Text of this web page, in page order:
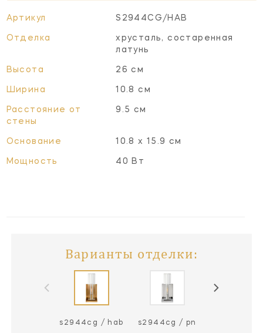
Артикул S2944CG/HAB
Отделка
хрусталь, состаренная
латунь
Высота 26 см
Ширина 10.8 см
Расстояние от
стены
9.5 см
Основание 10.8 х 15.9 см
Мощность 40 Вт
Варианты отделки:
s2944cg / hab s2944cg / pn